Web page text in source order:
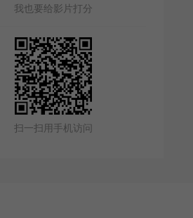
我也要给影片打分
扫一扫用手机访问